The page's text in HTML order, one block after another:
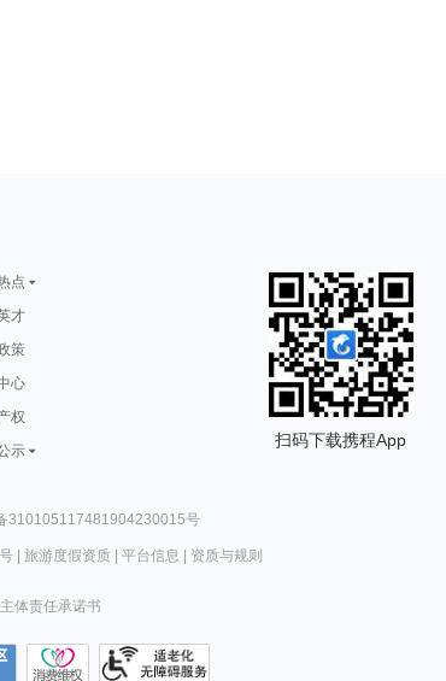
点
才
策
心
权
示
扫码下载携程App
310105117481904230015号
| 旅游度假资质| 平台信息 资质与规则
体责任承诺书